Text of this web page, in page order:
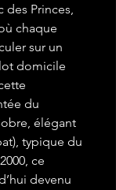
des Princes,
chaque
sur un
domicile
du
élégant
typique du
ce
devenu